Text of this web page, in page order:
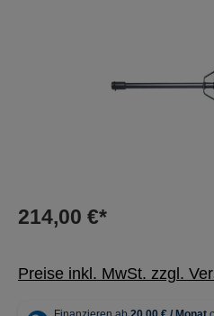
214,00 €*
Preise inkl. MwSt. zzgl.